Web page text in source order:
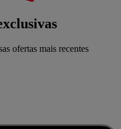
ofertas mais recentes